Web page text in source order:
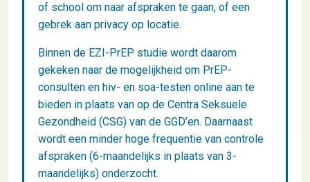
of school om naar afspraken te gaan, of een
gebrek aan privacy op locatie.
Binnen de EZI-PrEP studie wordt daarom
gekeken naar de mogelijkheid om PrEP-
consulten en hiv- en soa-testen online aan te
bieden in plaats van op de Centra Seksuele
Gezondheid (CSG) van de GGD’en. Daarnaast
wordt een minder hoge frequentie van controle
afspraken (6-maandelijks in plaats van 3-
maandelijks) onderzocht.